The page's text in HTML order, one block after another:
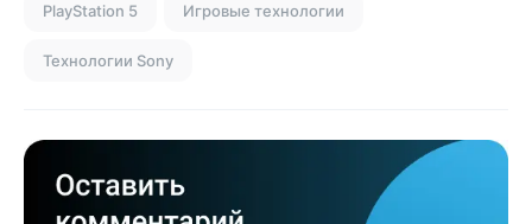
PlayStation 5 Игровые технологии
Технологии Sony